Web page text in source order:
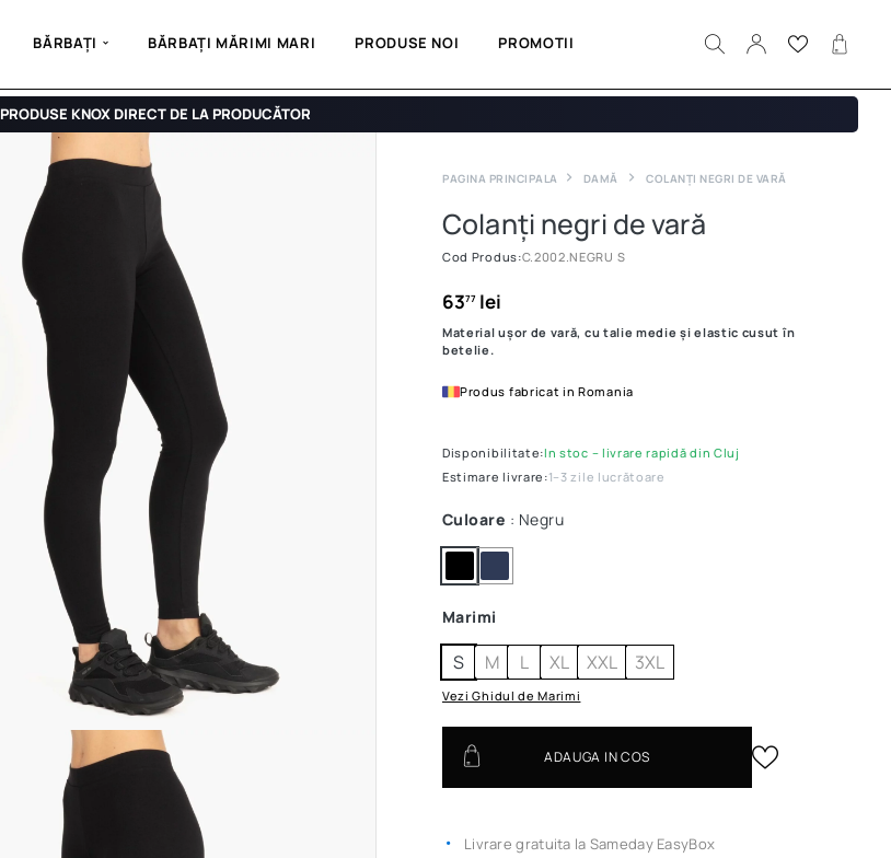
BĂRBAȚI BĂRBAȚI MĂRIMI MARI PRODUSE NOI PROMOTII
PRODUSE KNOX DIRECT DE LA PRODUCĂTOR
PAGINA PRINCIPALA DAMĂ COLANȚI NEGRI DE VARĂ
Colanți negri de vară
Cod Produs:C.2002.NEGRU S
6377lei
Material ușor de vară, cu talie medie și elastic cusut în
betelie.
Produs fabricat in Romania
Disponibilitate:In stoc – livrare rapidă din Cluj
Estimare livrare:1–3 zile lucrătoare
Culoare : Negru
Marimi
S M L XL XXL 3XL
Vezi Ghidul de Marimi
ADAUGA IN COS
Livrare gratuita la Sameday EasyBox